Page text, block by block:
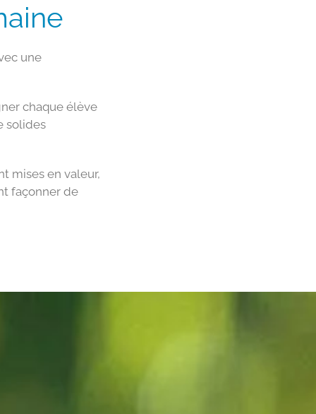
une
chaque élève
solides
mises en valeur,
façonner de